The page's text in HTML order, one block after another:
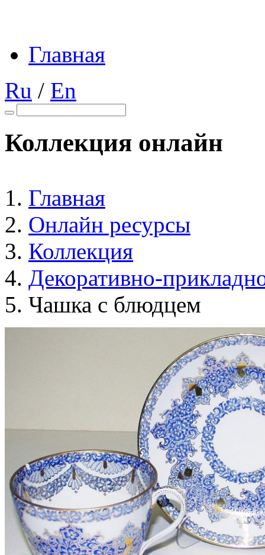
Главная
Ru / En
Коллекция онлайн
Главная
Онлайн ресурсы
Коллекция
Декоративно-
Чашка с блюдцем